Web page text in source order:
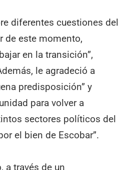
diferentes cuestiones del
de este momento,
en la transición”,
le agradeció a
predisposición” y
para volver a
sectores políticos del
el bien de Escobar”.
a través de un